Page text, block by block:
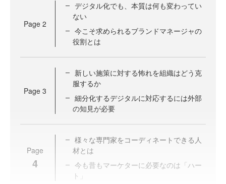
Page 2
デジタル化でも、本質は何も変わってい
ない
今こそ求められるブランドマネージャの
役割とは
Page 3
新しい施策に対する怖れを組織はどう克
服するか
細分化するデジタルに対応するには外部
の知見が必要
Page
4
様々な専門家をコーディネートできる人
材とは
今も昔もマーケターに必要なのは「ハー
ト」